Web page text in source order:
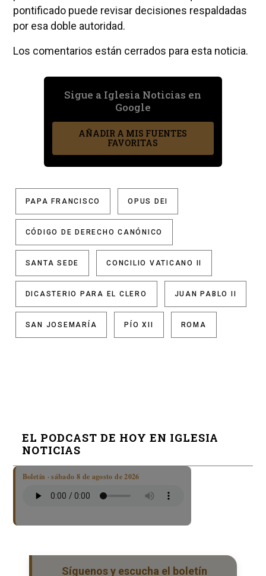
pontificado puede revisar decisiones respaldadas
por esa doble autoridad.
Los comentarios están cerrados para esta noticia.
Sigue a Iglesia Noticias en
Google
AÑADIR A MIS FUENTES
FAVORITAS
PAPA FRANCISCO OPUS DEI
CÓDIGO DE DERECHO CANÓNICO
SANTA SEDE CONCILIO VATICANO II
DICASTERIO PARA EL CLERO JUAN PABLO II
SAN JOSEMARÍA PÍO XII ROMA
EL PODCAST DE HOY EN IGLESIA
NOTICIAS
Boletín · sábado 8 de agosto de 2026
Síguenos y escucha el boletín